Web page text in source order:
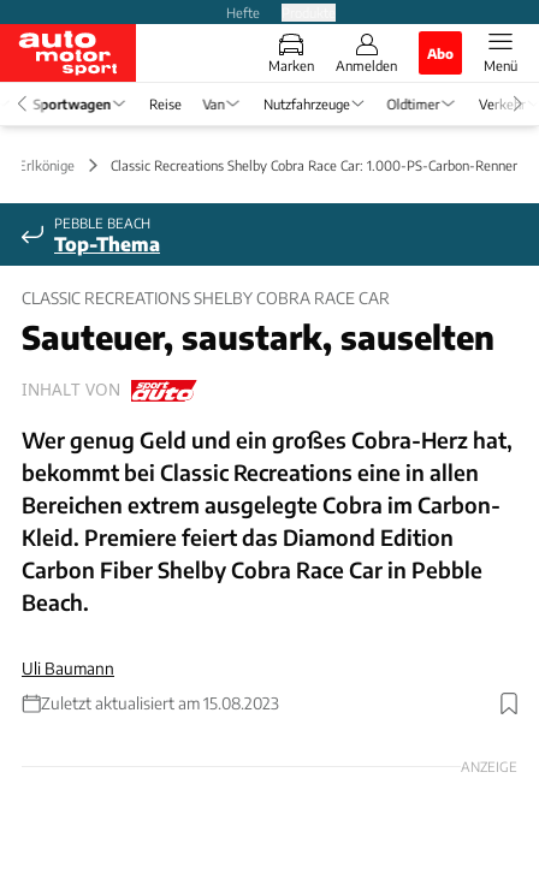
Hefte
Marken Anmelden
Abo
Menü
Sportwagen Reise Van Nutzfahrzeuge Oldtimer Verkehr
& Erlkönige Classic Recreations Shelby Cobra Race Car: 1.000-PS-Carbon-Renner
PEBBLE BEACH
Top-Thema
CLASSIC RECREATIONS SHELBY COBRA RACE CAR
Sauteuer, saustark, sauselten
INHALT VON
Wer genug Geld und ein großes Cobra-Herz hat,
bekommt bei Classic Recreations eine in allen
Bereichen extrem ausgelegte Cobra im Carbon-
Kleid. Premiere feiert das Diamond Edition
Carbon Fiber Shelby Cobra Race Car in Pebble
Beach.
Uli Baumann
Zuletzt aktualisiert am 15.08.2023
Foto: Classic Recreations
ANZEIGE